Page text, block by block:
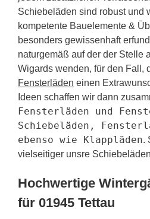
Schiebeläden sind robust und
kompetente Bauelemente &
besonders gewissenhaft
naturgemäß auf der der Stelle
Wigards wenden, für den Fall,
Fensterläden einen
Ideen schaffen wir dann
Fensterläden und
Schiebeläden,
ebenso wie Klappläden.
vielseitiger unsre
Hochwertige
für 01945 Tettau